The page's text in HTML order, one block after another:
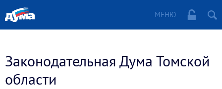
МЕНЮ
Законодательная Дума Томской
области